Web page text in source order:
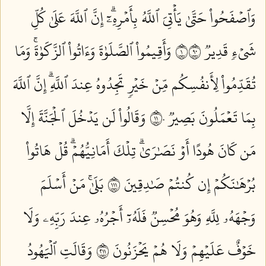
وَٱصۡفَحُواْ حَتَّىٰ يَأۡتِيَ ٱللَّهُ بِأَمۡرِهِۦٓۗ إِنَّ ٱللَّهَ عَلَىٰ كُلِّ
شَيۡءٖ قَدِيرٞ ١٠٩
وَأَقِيمُواْ ٱلصَّلَوٰةَ وَءَاتُواْ ٱلزَّكَوٰةَۚ وَمَا
تُقَدِّمُواْ لِأَنفُسِكُم مِّنۡ خَيۡرٖ تَجِدُوهُ عِندَ ٱللَّهِۗ إِنَّ ٱللَّهَ
بِمَا تَعۡمَلُونَ بَصِيرٞ ١١٠
وَقَالُواْ لَن يَدۡخُلَ ٱلۡجَنَّةَ إِلَّا
مَن كَانَ هُودًا أَوۡ نَصَٰرَىٰۗ تِلۡكَ أَمَانِيُّهُمۡۗ قُلۡ هَاتُواْ
بُرۡهَٰنَكُمۡ إِن كُنتُمۡ صَٰدِقِينَ ١١١
بَلَىٰۚ مَنۡ أَسۡلَمَ
وَجۡهَهُۥ لِلَّهِ وَهُوَ مُحۡسِنٞ فَلَهُۥٓ أَجۡرُهُۥ عِندَ رَبِّهِۦ وَلَا
خَوۡفٌ عَلَيۡهِمۡ وَلَا هُمۡ يَحۡزَنُونَ ١١٢
وَقَالَتِ ٱلۡيَهُودُ